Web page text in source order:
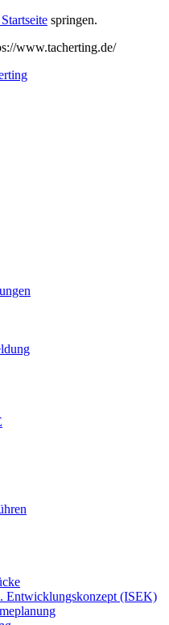
springen.
www.tacherting.de/
Entwicklungskonzept (ISEK)